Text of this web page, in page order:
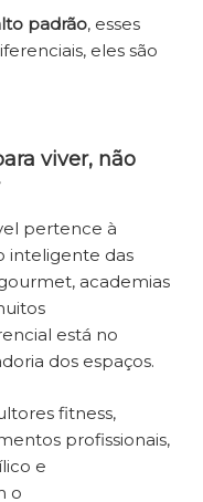
padrão, esses
eles são
viver, não
pertence à
inteligente das
academias
está no
dos espaços.
fitness,
profissionais,
e
o